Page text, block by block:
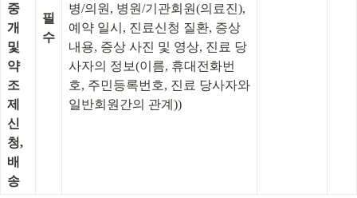
중
개
및
약
조
제
신
청,
배
송
필
수
병/의원, 병원/기관회원(의료진),
예약 일시, 진료신청 질환, 증상
내용, 증상 사진 및 영상, 진료 당
사자의 정보(이름, 휴대전화번
호, 주민등록번호, 진료 당사자와
일반회원간의 관계))